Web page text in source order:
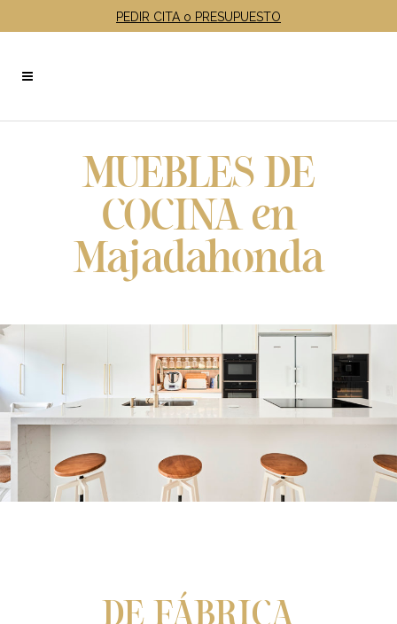
PEDIR CITA o PRESUPUESTO
MUEBLES DE
COCINA en
Majadahonda
DE FÁBRICA